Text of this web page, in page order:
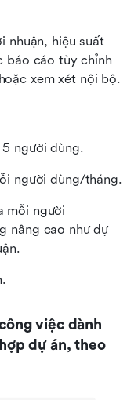
nhuận, hiệu suất
báo cáo tùy chỉnh
xem xét nội bộ.
người dùng.
người dùng/tháng.
mỗi người
nâng cao như dự
việc dành
dự án, theo